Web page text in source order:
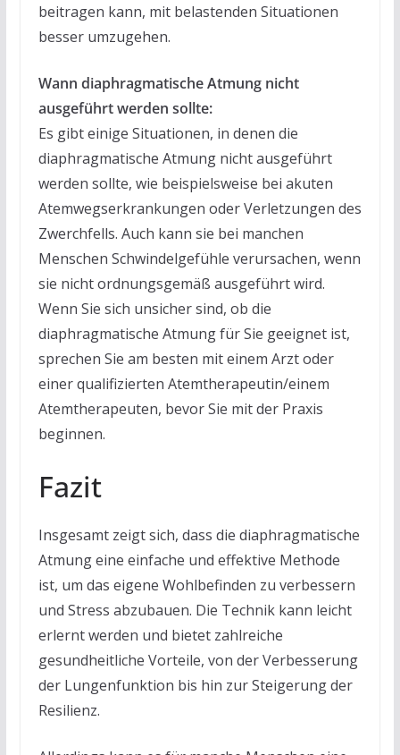
beitragen kann, mit belastenden Situationen
besser umzugehen.
Wann diaphragmatische Atmung nicht
ausgeführt werden sollte:
Es gibt einige Situationen, in denen die
diaphragmatische Atmung nicht ausgeführt
werden sollte, wie beispielsweise bei akuten
Atemwegserkrankungen oder Verletzungen des
Zwerchfells. Auch kann sie bei manchen
Menschen Schwindelgefühle verursachen, wenn
sie nicht ordnungsgemäß ausgeführt wird.
Wenn Sie sich unsicher sind, ob die
diaphragmatische Atmung für Sie geeignet ist,
sprechen Sie am besten mit einem Arzt oder
einer qualifizierten Atemtherapeutin/einem
Atemtherapeuten, bevor Sie mit der Praxis
beginnen.
Fazit
Insgesamt zeigt sich, dass die diaphragmatische
Atmung eine einfache und effektive Methode
ist, um das eigene Wohlbefinden zu verbessern
und Stress abzubauen. Die Technik kann leicht
erlernt werden und bietet zahlreiche
gesundheitliche Vorteile, von der Verbesserung
der Lungenfunktion bis hin zur Steigerung der
Resilienz.